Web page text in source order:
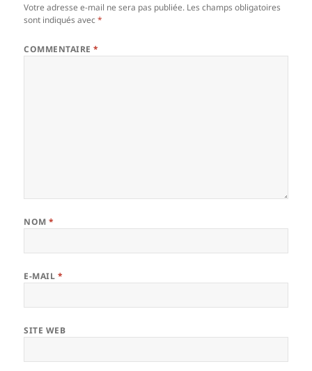
Votre adresse e-mail ne sera pas publiée. Les champs obligatoires
sont indiqués avec*
COMMENTAIRE*
NOM*
E-MAIL *
SITE WEB